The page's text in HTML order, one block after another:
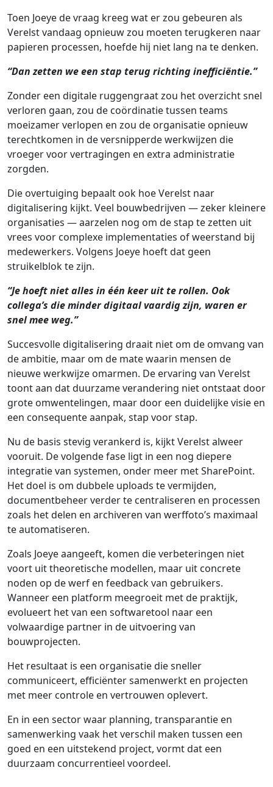
Toen Joeye de vraag kreeg wat er zou gebeuren als
Verelst vandaag opnieuw zou moeten terugkeren naar
papieren processen, hoefde hij niet lang na te denken.
“Dan zetten we een stap terug richting inefficiëntie.”
Zonder een digitale ruggengraat zou het overzicht snel
verloren gaan, zou de coördinatie tussen teams
moeizamer verlopen en zou de organisatie opnieuw
terechtkomen in de versnipperde werkwijzen die
vroeger voor vertragingen en extra administratie
zorgden.
Die overtuiging bepaalt ook hoe Verelst naar
digitalisering kijkt. Veel bouwbedrijven — zeker kleinere
organisaties — aarzelen nog om de stap te zetten uit
vrees voor complexe implementaties of weerstand bij
medewerkers. Volgens Joeye hoeft dat geen
struikelblok te zijn.
“Je hoeft niet alles in één keer uit te rollen. Ook
collega’s die minder digitaal vaardig zijn, waren er
snel mee weg.”
Succesvolle digitalisering draait niet om de omvang van
de ambitie, maar om de mate waarin mensen de
nieuwe werkwijze omarmen. De ervaring van Verelst
toont aan dat duurzame verandering niet ontstaat door
grote omwentelingen, maar door een duidelijke visie en
een consequente aanpak, stap voor stap.
Nu de basis stevig verankerd is, kijkt Verelst alweer
vooruit. De volgende fase ligt in een nog diepere
integratie van systemen, onder meer met SharePoint.
Het doel is om dubbele uploads te vermijden,
documentbeheer verder te centraliseren en processen
zoals het delen en archiveren van werffoto’s maximaal
te automatiseren.
Zoals Joeye aangeeft, komen die verbeteringen niet
voort uit theoretische modellen, maar uit concrete
noden op de werf en feedback van gebruikers.
Wanneer een platform meegroeit met de praktijk,
evolueert het van een softwaretool naar een
volwaardige partner in de uitvoering van
bouwprojecten.
Het resultaat is een organisatie die sneller
communiceert, efficiënter samenwerkt en projecten
met meer controle en vertrouwen oplevert.
En in een sector waar planning, transparantie en
samenwerking vaak het verschil maken tussen een
goed en een uitstekend project, vormt dat een
duurzaam concurrentieel voordeel.